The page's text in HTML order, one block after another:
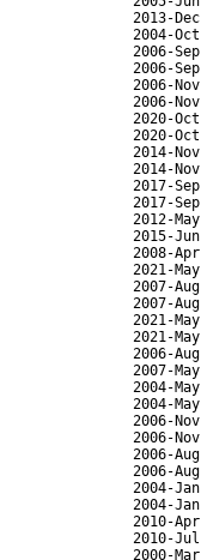
2013-
2004-
2006-
2006-
2006-
2006-
2020-
2020-
2014-
2014-
2017-
2017-
2012-
2015-
2008-
2021-
2007-
2007-
2021-
2021-
2006-
2007-
2004-
2004-
2006-
2006-
2006-
2006-
2004-
2004-
2010-
2010-
2000-